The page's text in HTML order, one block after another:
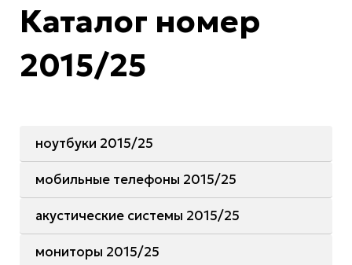
Каталог номер
2015/25
ноутбуки 2015/25
мобильные телефоны 2015/25
акустические системы 2015/25
мониторы 2015/25